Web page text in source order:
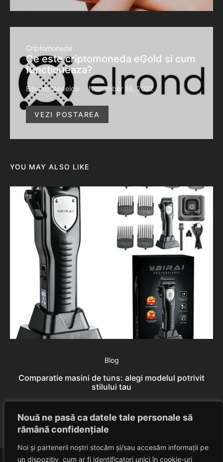
Nouă ne pasă ca datele tale personale să
rămână confidențiale
Noi și partenerii noștri stocăm și/sau accesăm informații pe
un dispozitiv, cum ar fi identificatori unici în cookie-uri
Criptomonede
Ce este criptomoneda eGold si cum
functioneaza?
Eduard Nedelcu November 16, 2022
VEZI POSTAREA
YOU MAY ALSO LIKE
Blog
Comparatie masini de tuns: alegi modelul potrivit
stilului tau
Rares Szabo August 8, 2026